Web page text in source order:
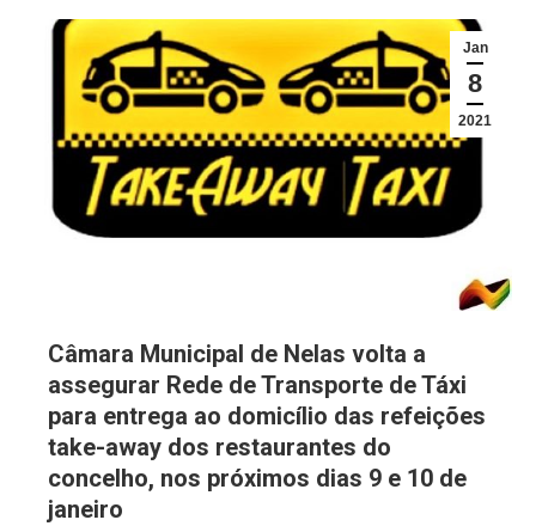
Jan
8
2021
Câmara Municipal de Nelas volta a
assegurar Rede de Transporte de Táxi
para entrega ao domicílio das refeições
take-away dos restaurantes do
concelho, nos próximos dias 9 e 10 de
janeiro